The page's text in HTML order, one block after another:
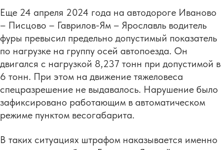
Еще 24 апреля 2024 года на автодороге Иваново
– Писцово – Гаврилов-Ям – Ярославль водитель
фуры превысил предельно допустимый показатель
по нагрузке на группу осей автопоезда. Он
двигался с нагрузкой 8,237 тонн при допустимой в
6 тонн. При этом на движение тяжеловеса
спецразрешение не выдавалось. Нарушение было
зафиксировано работающим в автоматическом
режиме пунктом весогабарита.
В таких ситуациях штрафом наказывается именно